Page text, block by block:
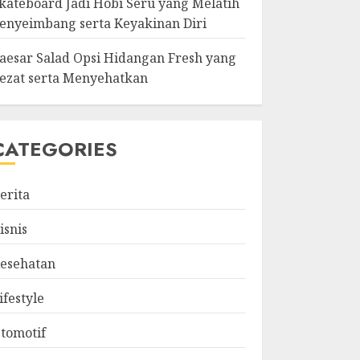
serta Keyakinan Diri
Salad Opsi Hidangan Fresh yang
serta Menyehatkan